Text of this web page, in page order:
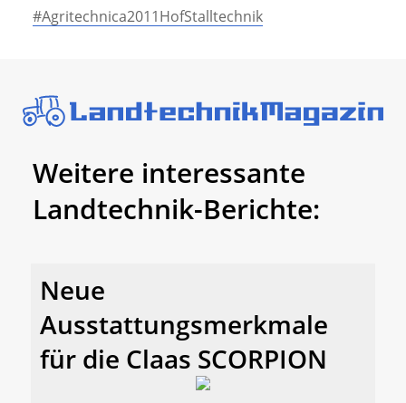
#Agritechnica2011HofStalltechnik
Weitere interessante
Landtechnik-Berichte:
Neue
Ausstattungsmerkmale
für die Claas SCORPION